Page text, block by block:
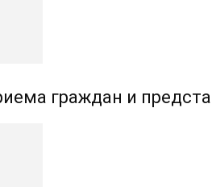
граждан и